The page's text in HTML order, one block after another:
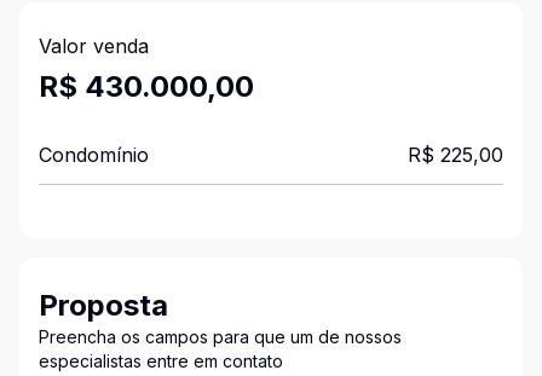
Valor venda
R$ 430.000,00
Condomínio R$ 225,00
Proposta
Preencha os campos para que um de nossos
especialistas entre em contato